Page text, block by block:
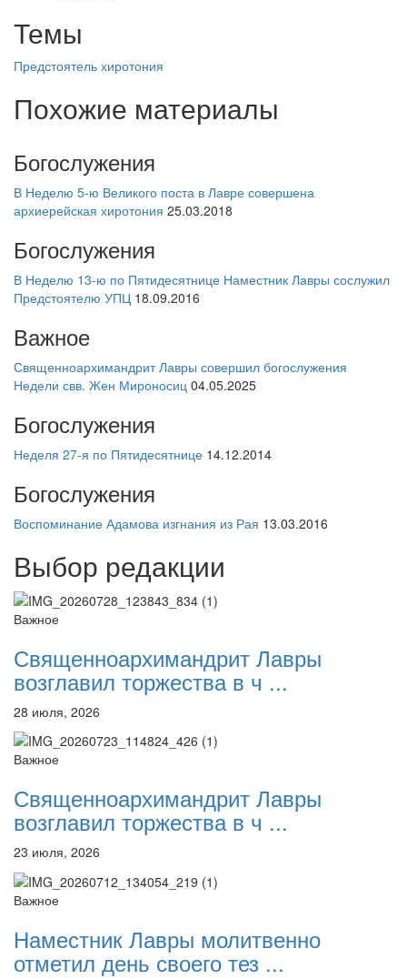
Темы
Предстоятель хиротония
Похожие материалы
Богослужения
В Неделю 5-ю Великого поста в Лавре совершена
архиерейская хиротония 25.03.2018
Богослужения
В Неделю 13-ю по Пятидесятнице Наместник Лавры сослужил
Предстоятелю УПЦ 18.09.2016
Важное
Священноархимандрит Лавры совершил богослужения
Недели свв. Жен Мироносиц 04.05.2025
Богослужения
Неделя 27-я по Пятидесятнице 14.12.2014
Богослужения
Воспоминание Адамова изгнания из Рая 13.03.2016
Выбор редакции
Важное
Священноархимандрит Лавры
возглавил торжества в ч ...
28 июля, 2026
Важное
Священноархимандрит Лавры
возглавил торжества в ч ...
23 июля, 2026
Важное
Наместник Лавры молитвенно
отметил день своего тез ...